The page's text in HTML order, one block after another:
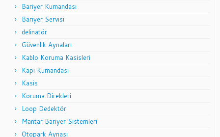
Bariyer Kumandası
Bariyer Servisi
delinatör
Güvenlik Aynaları
Kablo Koruma Kasisleri
Kapı Kumandası
Kasis
Koruma Direkleri
Loop Dedektör
Mantar Bariyer Sistemleri
Otopark Aynası